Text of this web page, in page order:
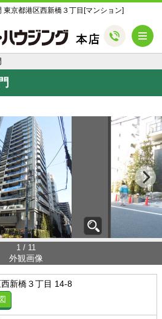
東京都港区西新橋３丁目[マンション]
1 / 11
外観画像
新橋３丁目 14-8